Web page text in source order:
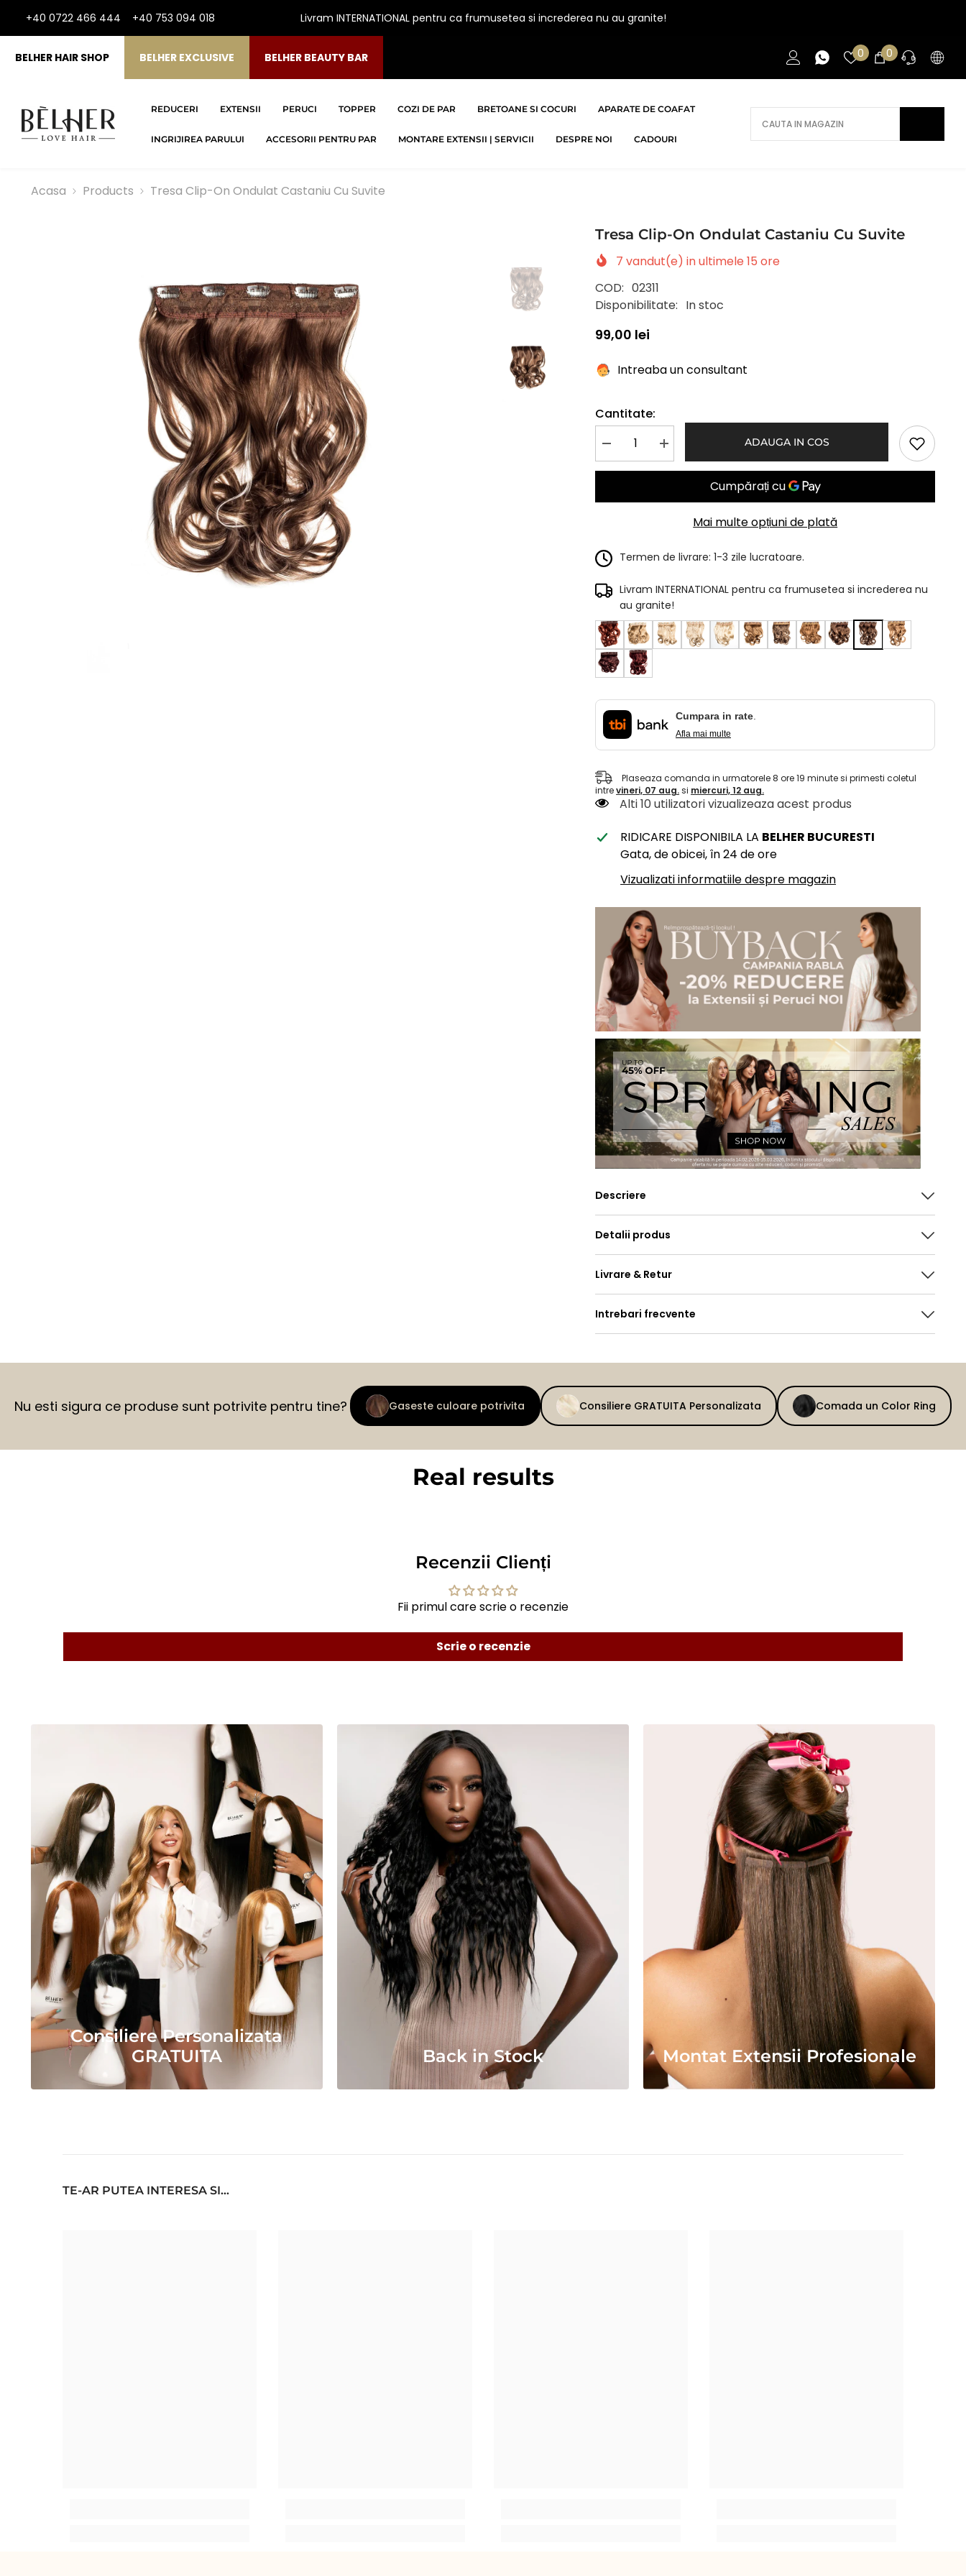
+40 0722 466 444 +40 753 094 018 Livram INTERNATIONAL pentru ca frumusetea si increderea nu au granite!
BELHER HAIR SHOP BELHER EXCLUSIVE BELHER BEAUTY BAR 0Liste
de
favorite
00
articole
AI NEVOIE DE AJUTOR?
REDUCERI EXTENSII PERUCI TOPPER COZI DE PAR BRETOANE SI COCURI APARATE DE COAFAT
INGRIJIREA PARULUI ACCESORII PENTRU PAR MONTARE EXTENSII | SERVICII DESPRE NOI CADOURI
Acasa Products Tresa Clip-On Ondulat Castaniu Cu Suvite
Tresa Clip-On Ondulat Castaniu Cu Suvite
7 vandut(e) in ultimele15 ore
COD: 02311
Disponibilitate: In stoc
99,00 lei
Intreaba un consultant
Cantitate:
cantitatea
pentru
On
Mareste
cantitatea
pentru
On
Castaniu
ADAUGA IN COS
Mai multe opțiuni de plată
Termen de livrare: 1-3 zile lucratoare.
Livram INTERNATIONAL pentru ca frumusetea si increderea nu
au granite!
Cumpara in rate.
Afla mai multe
Plaseaza comanda in urmatorele8 ore19 minutesi primesti coletul
intrevineri, 07 aug.si miercuri, 12 aug.
Alti 10 utilizatori vizualizeaza acest produs
RIDICARE DISPONIBILA LA BELHER BUCURESTI
Gata, de obicei, în 24 de ore
Vizualizati informatiile despre magazin
Descriere
Detalii produs
Livrare & Retur
Intrebari frecvente
Nu esti sigura ce produse sunt potrivite pentru tine? Gaseste culoare potrivita Consiliere GRATUITA Personalizata Comada un Color Ring
Real results
Recenzii Clienți
Fii primul care scrie o recenzie
Scrie o recenzie
Consiliere Personalizata
GRATUITA
Back in Stock Montat Extensii Profesionale
TE-AR PUTEA INTERESA SI...